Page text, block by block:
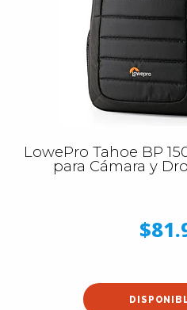
LowePro Tahoe BP
para Cámara y